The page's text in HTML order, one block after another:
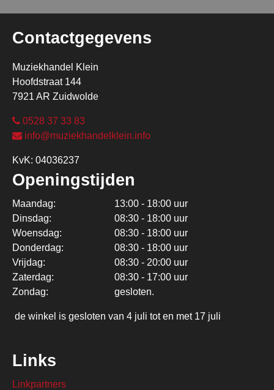
Contactgegevens
Muziekhandel Klein
Hoofdstraat 144
7921 AR Zuidwolde
0528 37 33 83
info@muziekhandelklein.info
KvK: 04036237
Openingstijden
Maandag:
13:00 - 18:00 uur
Dinsdag:
08:30 - 18:00 uur
Woensdag:
08:30 - 18:00 uur
Donderdag:
08:30 - 18:00 uur
Vrijdag:
08:30 - 20:00 uur
Zaterdag:
08:30 - 17:00 uur
Zondag:
gesloten.
de winkel is gesloten van 4 juli tot en met 17 juli
Links
Linkpartners